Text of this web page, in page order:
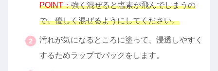
POINT：強く混ぜると塩素が飛んでしまうの
で、優しく混ぜるようにしてください。
汚れが気になるところに塗って、浸透しやすく
するためラップでパックをします。